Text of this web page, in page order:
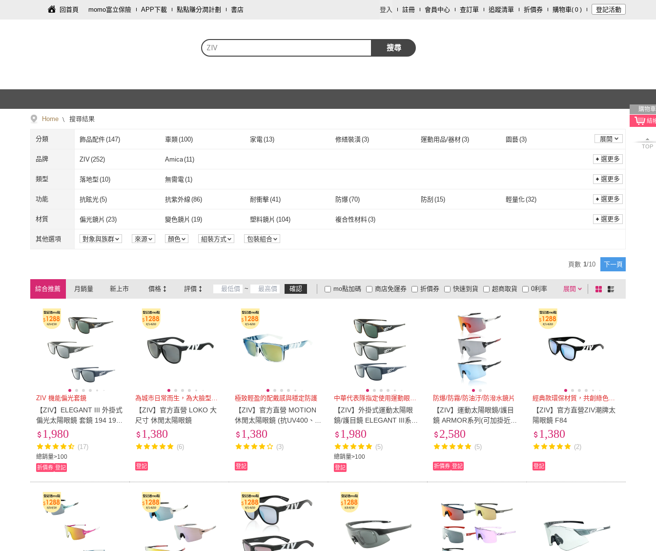
回首頁 momo富立保險 APP下載 點點賺分潤計劃 書店 登入 註冊 會員中心 查訂單 追蹤清單 折價券 購物車( 0 ) 登記活動
ZIV 搜尋
購物車
TOP
Home 搜尋結果
分類 飾品配件(147) 車類(100) 家電 (13) 修繕裝潢(3) 運動用品/器材(3) 園藝(3)
戶外用品
展開
品牌 ZIV(252) Amica(11)
ZIV (252 Amica
選更多
類型 落地型 (10) 無需電 (1)
落地型 無需電(1
選更多
功能 抗眩光(5) 抗紫外線 (86) 耐衝擊(41) 防爆(70) 防刮 (15) 輕量化(32)
防水(28) 防塵抗汙 (32) 防霧(15) 抗指紋(4)
抗眩光(5) 抗紫外線 耐衝擊( 防爆(70
防水(28) 防塵抗汙(32) 防霧
選更多
材質 偏光鏡片 (23) 變色鏡片 (19) 塑料鏡片 (104) 複合性材料(3)
偏光鏡片 (23 變色鏡片(19) 塑料鏡片
取消 選更多
其他選項 對象與族群 來源 顏色 組裝方式 包裝組合
頁數 1/10 下一頁
綜合推薦 月銷量 新上市 價格 評價 ~ 確認 展開
折價券
有影片
商品有量 電視購物
mo點加碼 快速到貨 超商取貨
大家電安心配
大家電快配
商店免運券 0利率
及以上 3 1 及以上
棋
盤
列
ZIV 機能偏光套鏡
【ZIV】ELEGANT III 外掛式
偏光太陽眼鏡 套鏡 194 195
196(近視 墨鏡 套鏡 套鏡 太
陽眼鏡 開車 騎車)
總銷量>100
1,980
(17)
折價券 登記
為城市日常而生，為大臉型打造
【ZIV】官方直營 LOKO 大
尺寸 休閒太陽眼鏡
1,380
(6)
登記
極致輕盈的配戴感與穩定防護
【ZIV】官方直營 MOTION
休閒太陽眼鏡 (抗UV400、防
油汙、防撞PC鏡片)
1,380
(3)
登記
中華代表隊指定使用運動眼鏡品牌
【ZIV】外掛式運動太陽眼
鏡/護目鏡 ELEGANT III系列
偏光鏡片(可戴近視眼鏡/路
跑/抗UV/自行車)
總銷量>100
1,980
(5)
登記
防爆/防霧/防油汙/防潑水鏡片
【ZIV】運動太陽眼鏡/護目
鏡 ARMOR系列(可加掛近視
內鏡/G850鏡框/墨鏡/運動/路
跑/抗UV/自行車)
2,580
(5)
折價券 登記
經典款環保材質，共創綠色時代
【ZIV】官方直營ZIV潮牌太
陽眼鏡 F84
1,380
(2)
登記